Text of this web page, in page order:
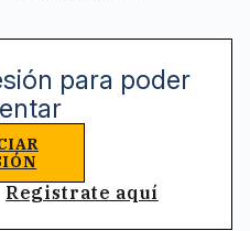
para poder
Registrate aquí